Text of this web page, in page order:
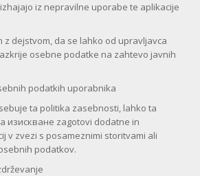
iz nepravilne uporabe te aplikacije
dejstvom, da se lahko od upravljavca
osebne podatke na zahtevo javnih
podatkih uporabnika
ta politika zasebnosti, lahko ta
изискване zagotovi dodatne in
v zvezi s posameznimi storitvami ali
podatkov.